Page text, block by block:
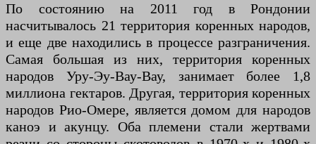
По состоянию на 2011 год в Рондонии
насчитывалось 21 территория коренных народов,
и еще две находились в процессе разграничения.
Самая большая из них, территория коренных
народов Уру-Эу-Вау-Вау, занимает более 1,8
миллиона гектаров. Другая, территория коренных
народов Рио-Омере, является домом для народов
каноэ и акунцу. Оба племени стали жертвами